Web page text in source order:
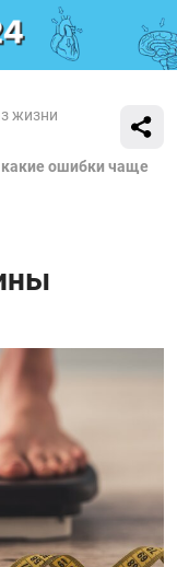
жизни
какие ошибки чаще